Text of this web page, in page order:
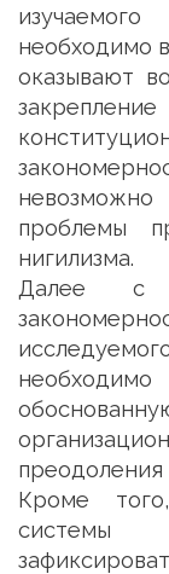
необходимо
оказывают
проблемы
нигилизма.
Далее с
преодоления
Кроме
системы